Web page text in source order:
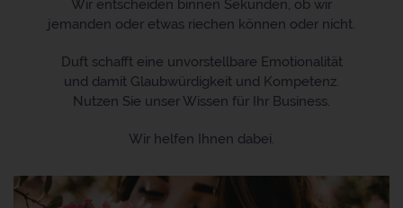
Wir entscheiden binnen Sekunden, ob wir
jemanden oder etwas riechen können oder nicht.
Duft schafft eine unvorstellbare Emotionalität
und damit Glaubwürdigkeit und Kompetenz.
Nutzen Sie unser Wissen für Ihr Business.
Wir helfen Ihnen dabei.